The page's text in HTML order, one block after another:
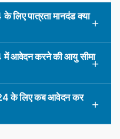
लिए पात्रता मानदंड क्या
में आवेदन करने की आयु सीमा
के लिए कब आवेदन कर